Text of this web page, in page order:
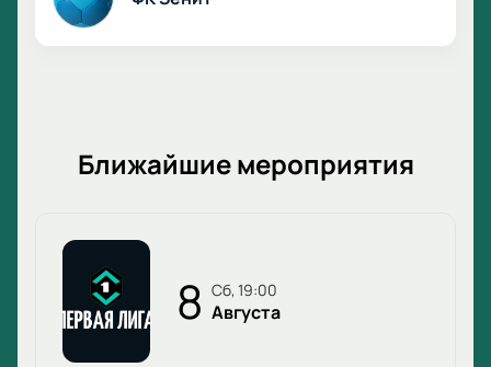
Ближайшие мероприятия
8 сб, 19:00
Августа